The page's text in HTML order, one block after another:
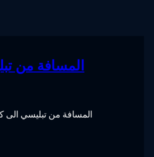
المسافة من
المسافة من تبليسي الى